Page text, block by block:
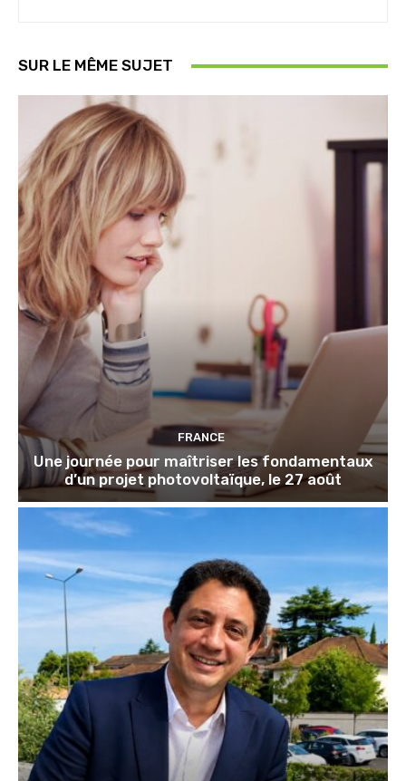
SUR LE MÊME SUJET
FRANCE
Une journée pour maîtriser les fondamentaux
d’un projet photovoltaïque, le 27 août